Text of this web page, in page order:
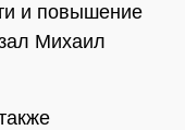
и повышение
Михаил